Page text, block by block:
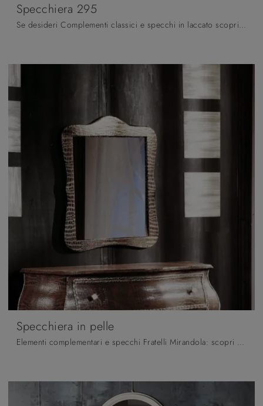
Specchiera 295
Se desideri Complementi classici e specchi in laccato scopri di più sul modello Specchiera 295 del marchio Fratelli Mirandola.
Specchiera in pelle
Elementi complementari e specchi Fratelli Mirandola: scopri come impreziosire i tuoi spazi moderni con il modello Specchiera in pelle.